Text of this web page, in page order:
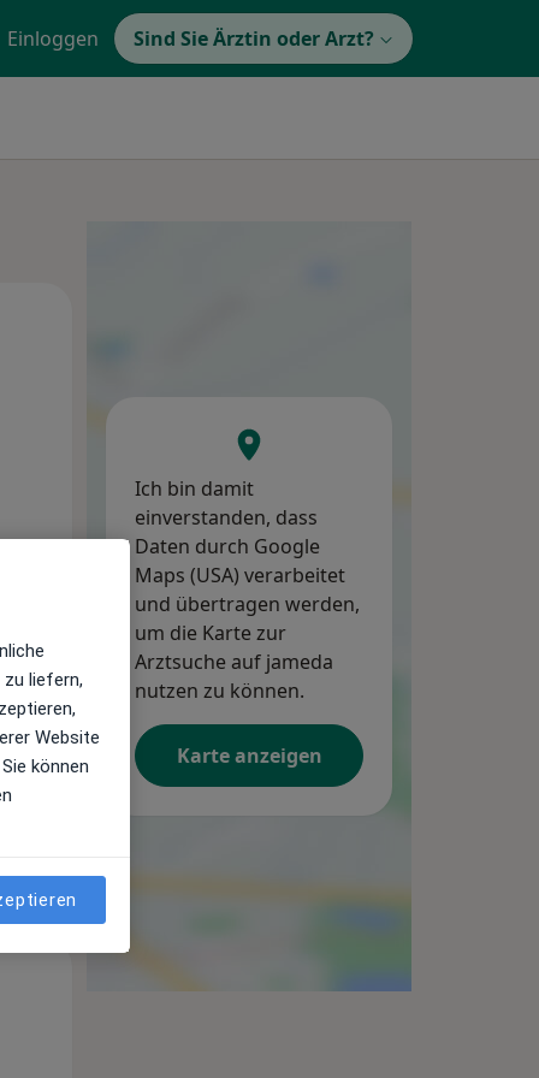
Einloggen Sind Sie Ärztin oder Arzt?
12 Aug
Do,
13 Aug
Fr,
14 Aug
13 Aug
Ich bin damit
einverstanden, dass
Daten durch Google
Maps (USA) verarbeitet
und übertragen werden,
um die Karte zur
Arztsuche auf jameda
nutzen zu können.
Karte anzeigen
liefern,
Website
können